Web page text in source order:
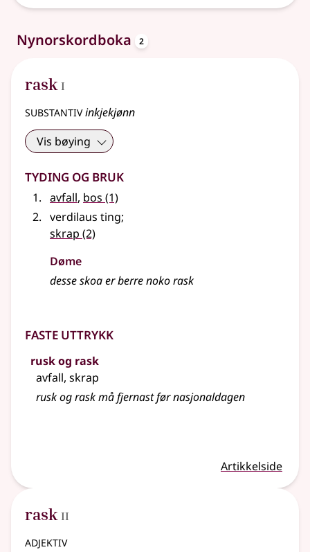
Nynorskordboka 2
rask 1
I
substantivinkjekjønn
Vis bøying
Tyding og bruk
avfall, bos (1)
verdilaus ting;
skrap (2)
Døme
desse skoa er berre noko rask
Faste uttrykk
rusk og rask
avfall, skrap
rusk og rask må fjernast før nasjonaldagen
Artikkelside
rask 2
II
adjektiv